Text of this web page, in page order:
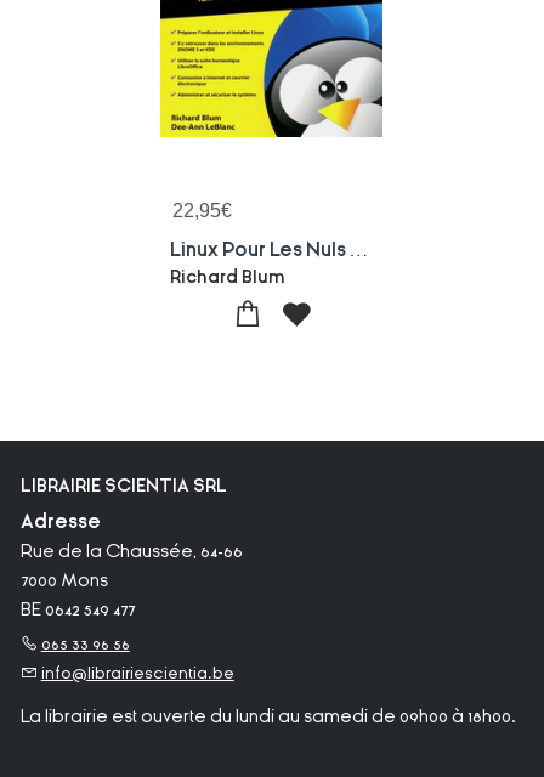
22,95€
Richard Blum
LIBRAIRIE SCIENTIA SRL
Adresse
Rue de la Chaussée, 64-66
7000 Mons
BE 0642 549 477
065 33 96 56
info@librairiescientia.be
La librairie est ouverte du lundi au samedi de 09h00 à 18h00.